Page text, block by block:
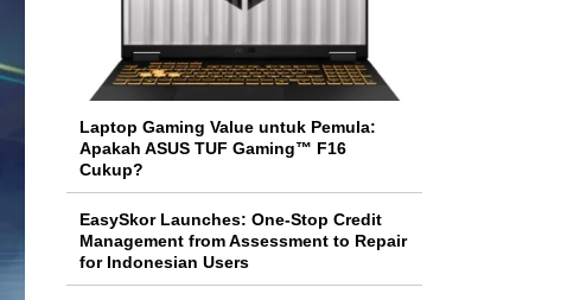
Laptop Gaming Value untuk Pemula:
Apakah ASUS TUF Gaming™ F16
Cukup?
EasySkor Launches: One-Stop Credit
Management from Assessment to Repair
for Indonesian Users